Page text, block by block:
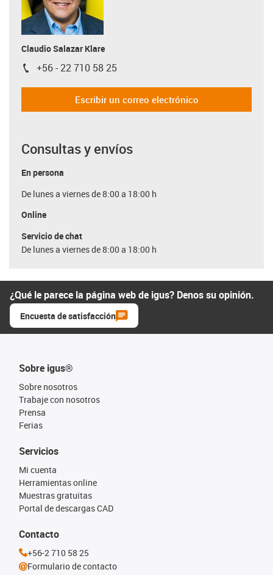
Claudio Salazar Klare
igus-icon-phone
+56 - 22 710 58 25
Escribir un correo electrónico
Consultas y envíos
En persona
De lunes a viernes de 8:00 a 18:00 h
Online
Servicio de chat
De lunes a viernes de 8:00 a 18:00 h
¿Qué le parece la página web de igus? Denos su opinión.
Encuesta de satisfacción
Sobre igus®
Sobre nosotros
Trabaje con nosotros
Prensa
Ferias
Servicios
Mi cuenta
Herramientas online
Muestras gratuitas
Portal de descargas CAD
Contacto
+56-2 710 58 25
Formulario de contacto